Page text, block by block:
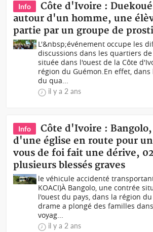
Info
Côte d'Ivoire :
autour d'un homme, une
partie par un groupe de
L'&nbsp;événement occupe les
discussions dans les quartiers
située dans l'ouest de la Côte
région du Guémon.En effet,
du qua...
il y a 2 ans
Info
Côte d'Ivoire :
d'une église en route pour
vous de foi fait une dérive,
plusieurs blessés graves
le véhicule accidenté
KOACI)À Bangolo, une contrée
l'ouest du pays, dans la région
drame a plongé des familles
voyag...
il y a 2 ans